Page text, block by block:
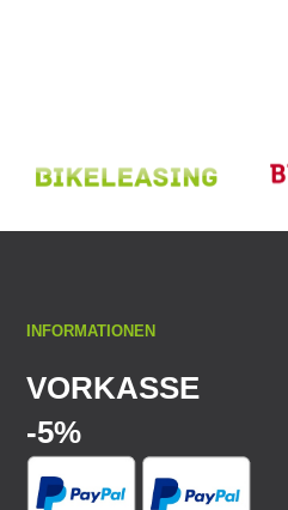
INFORMATIONEN
VORKASSE
-5%